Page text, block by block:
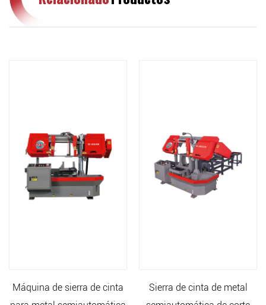
Máquina de sierra de cinta
Sierra de cinta de metal